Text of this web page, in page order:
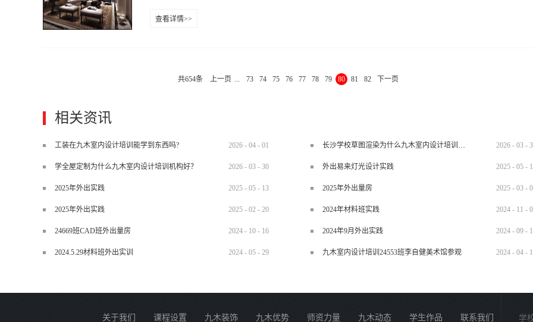
要注意不要距床头太近；另外卧室面积不要太大。
繁复图腾或过度张牙舞爪的装饰，但太过清淡“自然味”是有了，但又未免流于单调，灯具因为发光的本质，本身就是视觉
定需要天花板，亦可做只做局部天花板不仅可以整理线路于其间亦可造成高低视觉设计的趣味。四、小空间要使用“轻装
查看详情>>
共654条 上一页 ... 73 74 75 76 77 78 79 80 81 82 下一页
相关资讯
工装在九木室内设计培训能学到东西吗? 2026 - 04 - 01 长沙学校草图渲染为什么九木室内设计培训机构好？ 2026 - 03 -
学全屋定制为什么九木室内设计培训机构好？ 2026 - 03 - 30 外出易来灯光设计实践 2025 - 05 -
2025年外出实践 2025 - 05 - 13 2025年外出量房 2025 - 03 -
2025年外出实践 2025 - 02 - 20 2024年材料班实践 2024 - 11 -
24669班CAD班外出量房 2024 - 10 - 16 2024年9月外出实践 2024 - 09 -
2024.5.29材料班外出实训 2024 - 05 - 29 九木室内设计培训24553班李自健美术馆参观 2024 - 04 -
关于我们 课程设置 九木装饰 九木优势 师资力量 九木动态 学生作品 联系我们 学